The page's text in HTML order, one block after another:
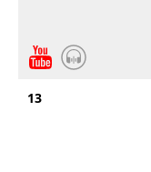
13